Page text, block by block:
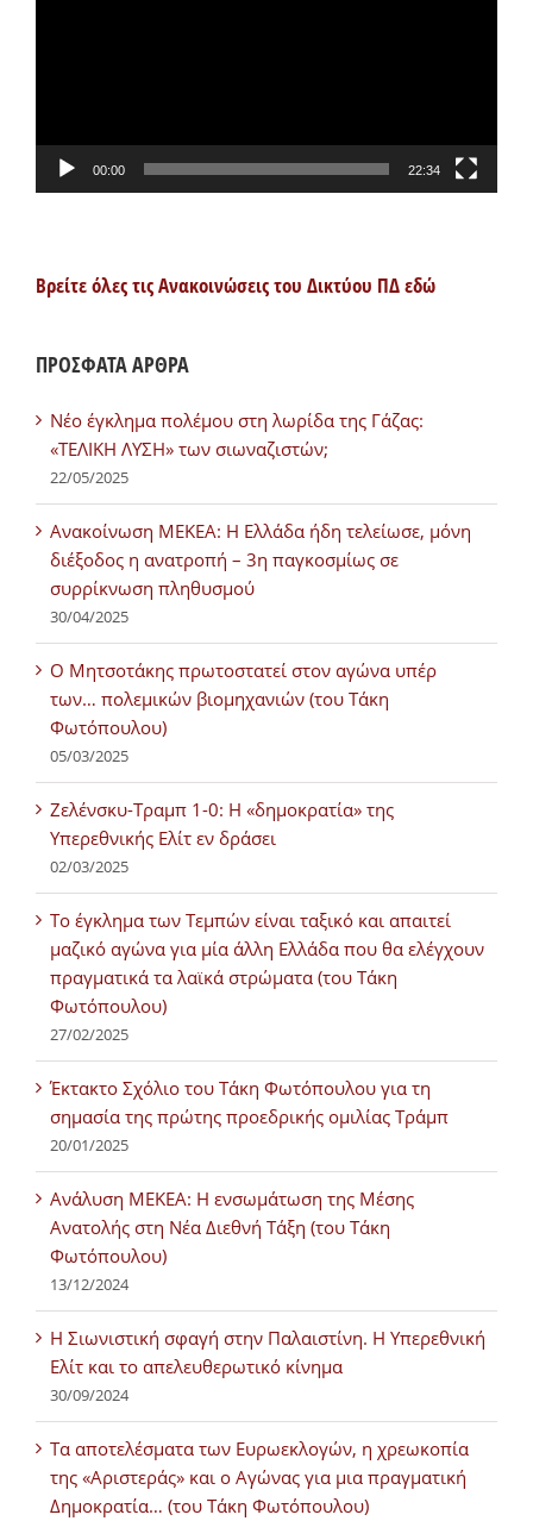
00:00 22:34
Βρείτε όλες τις Ανακοινώσεις του Δικτύου ΠΔ εδώ
ΠΡΟΣΦΑΤΑ ΑΡΘΡΑ
Νέο έγκλημα πολέμου στη λωρίδα της Γάζας:
«ΤΕΛΙΚΗ ΛΥΣΗ» των σιωναζιστών;
22/05/2025
Ανακοίνωση ΜΕΚΕΑ: Η Ελλάδα ήδη τελείωσε, μόνη
διέξοδος η ανατροπή – 3η παγκοσμίως σε
συρρίκνωση πληθυσμού
30/04/2025
Ο Μητσοτάκης πρωτοστατεί στον αγώνα υπέρ
των… πολεμικών βιομηχανιών (του Τάκη
Φωτόπουλου)
05/03/2025
Ζελένσκυ-Τραμπ 1-0: Η «δημοκρατία» της
Υπερεθνικής Ελίτ εν δράσει
02/03/2025
Tο έγκλημα των Τεμπών είναι ταξικό και απαιτεί
μαζικό αγώνα για μία άλλη Ελλάδα που θα ελέγχουν
πραγματικά τα λαϊκά στρώματα (του Τάκη
Φωτόπουλου)
27/02/2025
Έκτακτο Σχόλιο του Τάκη Φωτόπουλου για τη
σημασία της πρώτης προεδρικής ομιλίας Τράμπ
20/01/2025
Ανάλυση ΜΕΚΕΑ: Η ενσωμάτωση της Μέσης
Ανατολής στη Νέα Διεθνή Τάξη (του Τάκη
Φωτόπουλου)
13/12/2024
Η Σιωνιστική σφαγή στην Παλαιστίνη. Η Υπερεθνική
Ελίτ και το απελευθερωτικό κίνημα
30/09/2024
Τα αποτελέσματα των Ευρωεκλογών, η χρεωκοπία
της «Αριστεράς» και ο Αγώνας για μια πραγματική
Δημοκρατία… (του Τάκη Φωτόπουλου)